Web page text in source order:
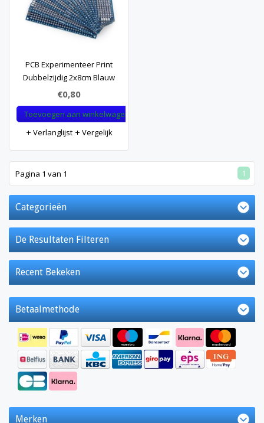
PCB Experimenteer Print
Dubbelzijdig 2x8cm Blauw
€0,80
Toevoegen aan winkelwagen
Verlanglijst
Vergelijk
Pagina 1 van 1 1
Categorieën
De Resultaten Filteren
Recent Bekeken
Betaalmethode
Merken